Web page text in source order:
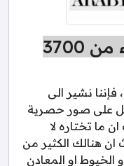
اسعار شنط بيركن تبدء من 3700
نشير الى
على صور حصرية
ما تختاره لا
هنالك الكثير من
الخيوط او المعادن